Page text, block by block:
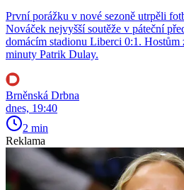
První porážku v nové sezoně utrpěli
Nováček nejvyšší soutěže v páteční
domácím stadionu Liberci 0:1.
minuty Patrik Dulay.
Brněnská Drbna
dnes, 19:40
2 min
Reklama